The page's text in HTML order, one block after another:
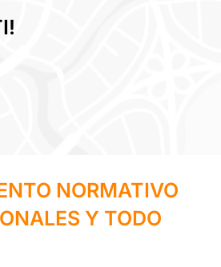
NORMATIVO
Y TODO